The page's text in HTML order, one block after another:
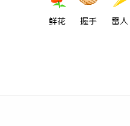
鲜花 握手 雷人